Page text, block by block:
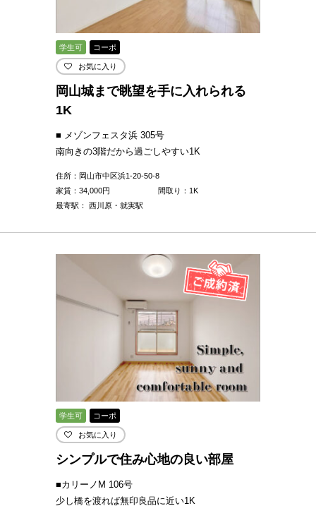
学生可 コーポ
お気に入り
岡山城まで眺望を手に入れられる
1K
■ メゾンフェスタ浜 305号
南向きの3階だから過ごしやすい1K
住所：岡山市中区浜1-20-50-8
家賃： 34,000円
間取り：1K
最寄駅： 西川原・就実駅
学生可 コーポ
お気に入り
シンプルで住み心地の良い部屋
■カリーノM 106号
少し橋を渡れば無印良品に近い1K